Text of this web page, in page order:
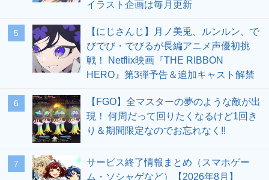
イラスト企画は毎月更新
5
【にじさんじ】月ノ美兎、ルンルン、で
びでび・でびるが長編アニメ声優初挑
戦！ Netflix映画『THE RIBBON
HERO』第3弾予告＆追加キャスト解禁
6
【FGO】全マスターの夢のような敵が出
現！ 何周だって回りたくなるけど1回き
り＆期間限定なのでお忘れなく!!
7
サービス終了情報まとめ（スマホゲー
ム・ソシャゲなど）【2026年8月】